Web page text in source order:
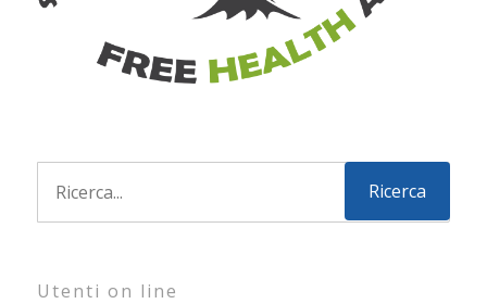
Utenti on line